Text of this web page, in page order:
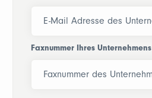
Faxnummer Ihres Unternehmens